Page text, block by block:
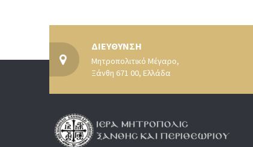
ΔΙΕΥΘΥΝΣΗ
Μητροπολιτικό Μέγαρο,
Ξάνθη 671 00, Ελλάδα